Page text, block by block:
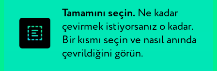
Tamamını seçin. Ne kadar
çevirmek istiyorsanız o kadar.
Bir kısmı seçin ve nasıl anında
çevrildiğini görün.